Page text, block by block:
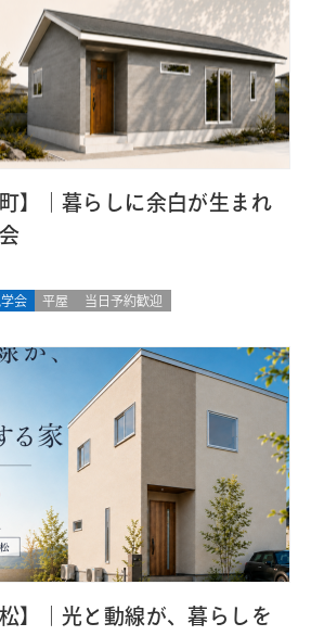
】｜暮らしに余白が生まれ
会 平屋 当日予約歓迎
】｜光と動線が、暮らしを